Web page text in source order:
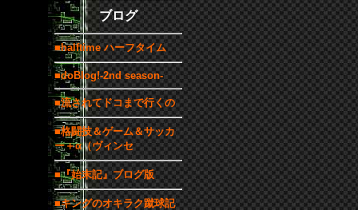
ブログ
■halftime ハーフタイム
■doBlog!-2nd season-
■流されてドコまで行くの
■格闘技＆ゲーム＆サッカ
ー＋α（ヴィンセ
■『始末記』ブログ版
■キングのオキラク蹴球記